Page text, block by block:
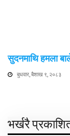
सुदनमाथि हमला
बुधवार, बैशाख ९, २०८३
भर्खरै